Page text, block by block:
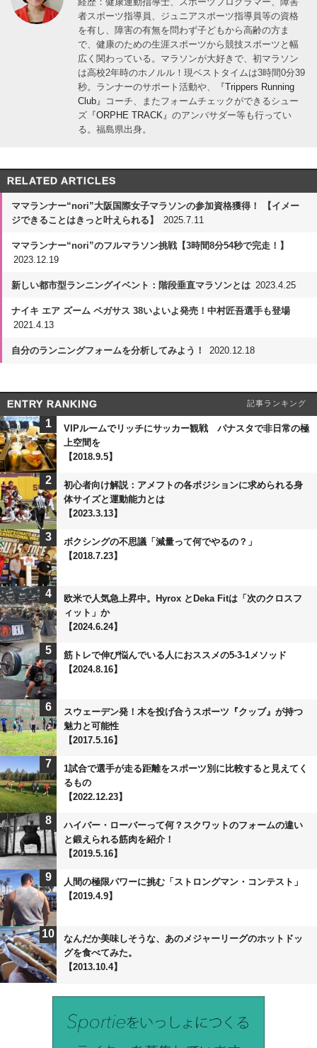
者スポーツ指導員、ジュニアスポーツ指導員等の資格
を有し、障害の有無を問わず子どもから高齢の方ま
で、健康のための生涯スポーツから競技スポーツと幅
広く関わっている。マラソンが大好きで、初マラソン
は高校2年時のホノルル！現ベストタイムは3時間0分39
秒。ランナーのサポート活動や、
『Trippers Running
Club』
コーチ、またフォームチェックができるシュー
ズ 『ORPHE TRACK』 のアンバサダー等も行ってい
る。福島県出身。
RELATED ARTICLES
ママランナー“nori”大阪国際女子マラソンの参加資格獲得！ 【イメー
ジできることはきっと叶えられる】
2025.7.11
ママランナー“nori”のフルマラソン挑戦【3時間8分54秒で完走！】
2023.12.19
新しい都市型ランニングイベント：階段垂直マラソンとは 2023.4.25
ナイキ エア ズーム ペガサス 38いよいよ発売！中村匠吾選手も登場
2021.4.13
自分のランニングフォームを分析してみよう！ 2020.12.18
ENTRY RANKING 記事ランキング
1
VIPルームでリッチにサッカー観戦 パナスタで非日常の極
上空間を
【2018.9.5】
2
初心者向け解説：アメフトの各ポジションに求められる身
体サイズと運動能力とは
【2023.3.13】
3
ボクシングの不思議「減量って何でやるの？」
【2018.7.23】
4
欧米で人気急上昇中。Hyrox とDeka Fitは「次のクロスフ
ィット」か
【2024.6.24】
5
筋トレで伸び悩んでいる人におススメの5-3-1メソッド
【2024.8.16】
6
スウェーデン発！木を投げ合うスポーツ『クッブ』が持つ
魅力と可能性
【2017.5.16】
7
1試合で選手が走る距離をスポーツ別に比較すると見えてく
るもの
【2022.12.23】
8
ハイバー・ローバーって何？スクワットのフォームの違い
と鍛えられる筋肉を紹介！
【2019.5.16】
9
人間の極限パワーに挑む「ストロングマン・コンテスト」
【2019.4.9】
10
なんだか美味しそうな、あのメジャーリーグのホットドッ
グを食べてみた。
【2013.10.4】